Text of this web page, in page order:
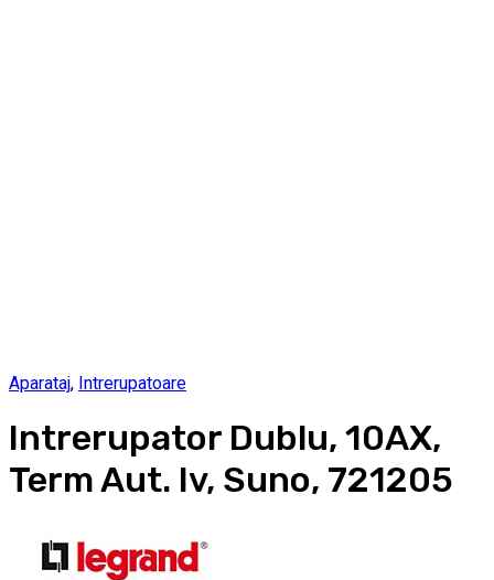
Aparataj, Intrerupatoare
Intrerupator Dublu, 10AX,
Term Aut. Iv, Suno, 721205